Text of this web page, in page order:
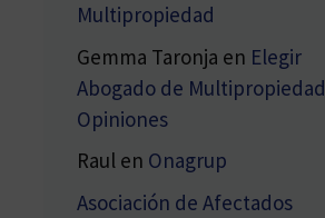
Multipropiedad
Gemma Taronja en Elegir
Abogado de Multipropiedad
Opiniones
Raul en Onagrup
Asociación de Afectados